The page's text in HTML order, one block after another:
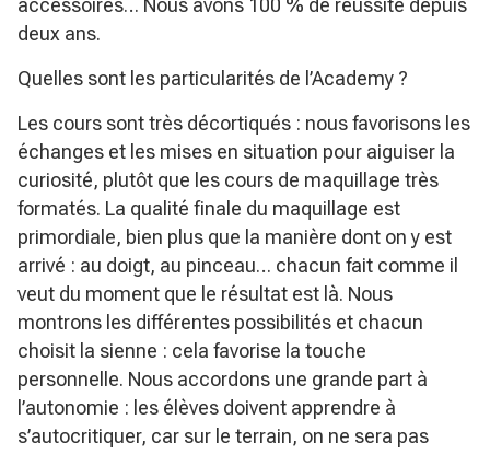
accessoires… Nous avons 100 % de réussite depuis
deux ans.
Quelles sont les particularités de l’Academy ?
Les cours sont très décortiqués : nous favorisons les
échanges et les mises en situation pour aiguiser la
curiosité, plutôt que les cours de maquillage très
formatés. La qualité finale du maquillage est
primordiale, bien plus que la manière dont on y est
arrivé : au doigt, au pinceau… chacun fait comme il
veut du moment que le résultat est là. Nous
montrons les différentes possibilités et chacun
choisit la sienne : cela favorise la touche
personnelle. Nous accordons une grande part à
l’autonomie : les élèves doivent apprendre à
s’autocritiquer, car sur le terrain, on ne sera pas